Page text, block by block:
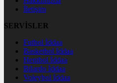
İletişim
SERVİSLER
Futbol İddaa
Basketbol İddaa
Hentbol İddaa
Bilardo İddaa
Voleybol İddaa